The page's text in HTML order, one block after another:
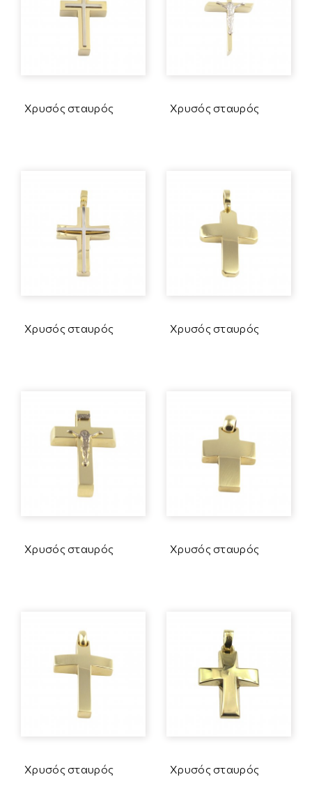
Χρυσός σταυρός Χρυσός σταυρός
Χρυσός σταυρός Χρυσός σταυρός
Χρυσός σταυρός Χρυσός σταυρός
Χρυσός σταυρός Χρυσός σταυρός